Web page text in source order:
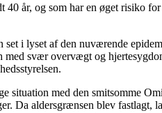
40 år, og som har en øget
i lyset af den nuværende
svær overvægt og
med den smitsomme
aldersgrænsen blev fastlagt,